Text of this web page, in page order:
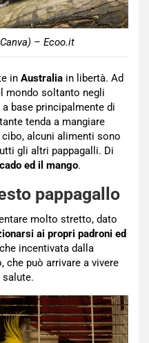
– Ecoo.it
in Australia in libertà. Ad
mondo soltanto negli
base principalmente di
tenda a mangiare
alcuni alimenti sono
gli altri pappagalli. Di
ed il mango.
pappagallo
molto stretto, dato
ai propri padroni ed
incentivata dalla
che può arrivare a vivere
salute.